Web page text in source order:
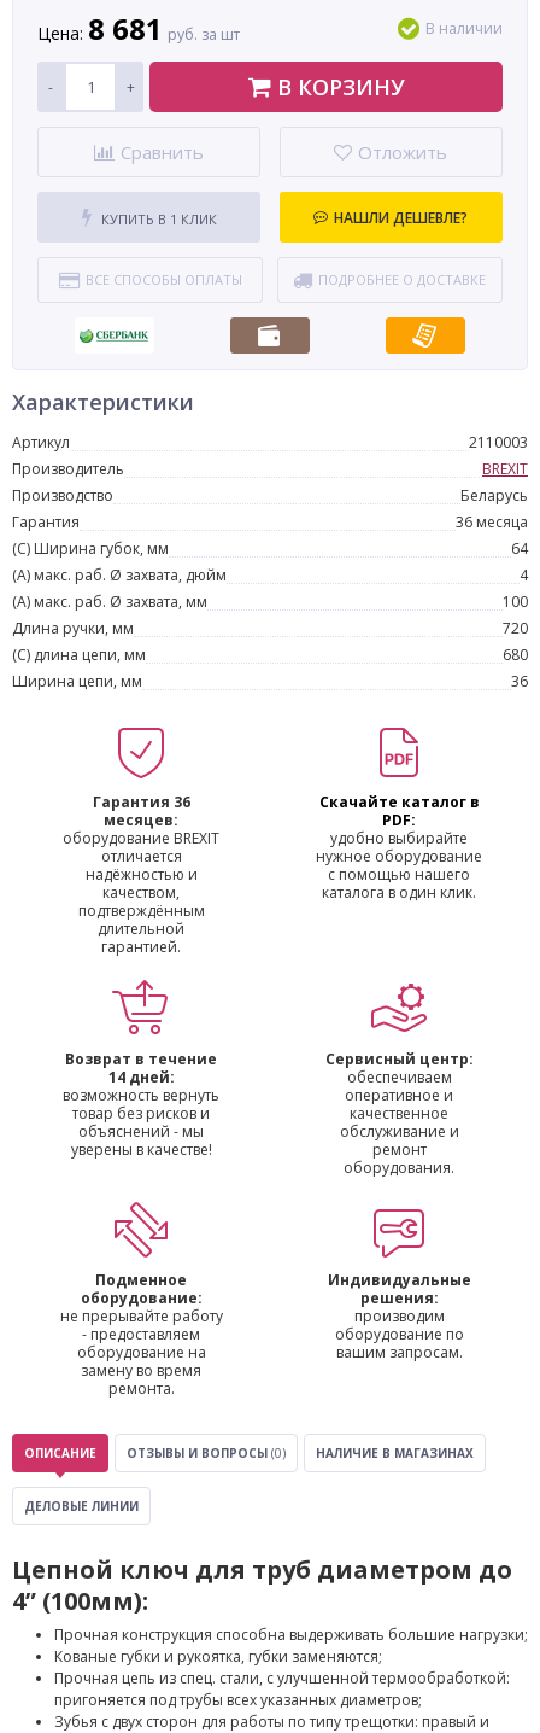
Цена: 8 681 руб. за шт В наличии
- + В КОРЗИНУ
Сравнить Отложить
КУПИТЬ В 1 КЛИК НАШЛИ ДЕШЕВЛЕ?
ВСЕ СПОСОБЫ ОПЛАТЫ ПОДРОБНЕЕ О ДОСТАВКЕ
Характеристики
Артикул
2110003
Производитель
BREXIT
Производство
Беларусь
Гарантия
36 месяца
(C) Ширина губок, мм
64
(A) макс. раб. Ø захвата, дюйм
4
(A) макс. раб. Ø захвата, мм
100
Длина ручки, мм
720
(С) длина цепи, мм
680
Ширина цепи, мм
36
Гарантия 36
месяцев:
оборудование BREXIT
отличается
надёжностью и
качеством,
подтверждённым
длительной
гарантией.
Скачайте каталог в
PDF:
удобно выбирайте
нужное оборудование
с помощью нашего
каталога в один клик.
Возврат в течение
14 дней:
возможность вернуть
товар без рисков и
объяснений - мы
уверены в качестве!
Сервисный центр:
обеспечиваем
оперативное и
качественное
обслуживание и
ремонт
оборудования.
Подменное
оборудование:
не прерывайте работу
- предоставляем
оборудование на
замену во время
ремонта.
Индивидуальные
решения:
производим
оборудование по
вашим запросам.
ОПИСАНИЕ ОТЗЫВЫ И ВОПРОСЫ (0) НАЛИЧИЕ В МАГАЗИНАХ
ДЕЛОВЫЕ ЛИНИИ
Цепной ключ для труб диаметром до
4” (100мм):
Прочная конструкция способна выдерживать большие нагрузки;
Кованые губки и рукоятка, губки заменяются;
Прочная цепь из спец. стали, c улучшенной термообработкой:
пригоняется под трубы всех указанных диаметров;
Зубья с двух сторон для работы по типу трещотки: правый и